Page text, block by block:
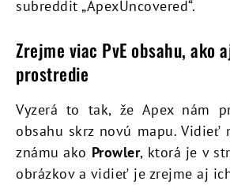
subreddit „ApexUncovered“.
Zrejme viac PvE obsahu, ako
prostredie
Vyzerá to tak, že Apex nám
obsahu skrz novú mapu. Vidieť
známu ako Prowler, ktorá je v
obrázkov a vidieť je zrejme aj